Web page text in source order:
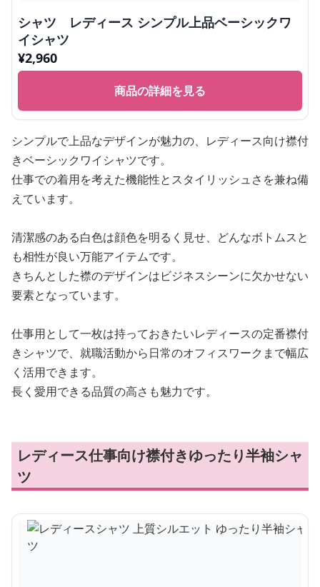
シャツ レディース シンプル上品ベーシックワ
イシャツ
¥2,960
商品の詳細を見る
シンプルで上品なデザインが魅力の、レディース向け襟付
きベーシックワイシャツです。
仕事での着用を考えた機能性とスタイリッシュさを兼ね備
えています。
清潔感のある白色は顔色を明るく見せ、どんなボトムスと
も相性が良い万能アイテムです。
きちんとした襟のデザインはビジネスシーンに欠かせない
要素となっています。
仕事用として一枚は持っておきたいレディースの定番襟付
きシャツで、就職活動から日常のオフィスワークまで幅広
く活用できます。
長く愛用できる品質の高さも魅力です。
レディース仕事向け襟付きゆったり半袖シャ
ツ